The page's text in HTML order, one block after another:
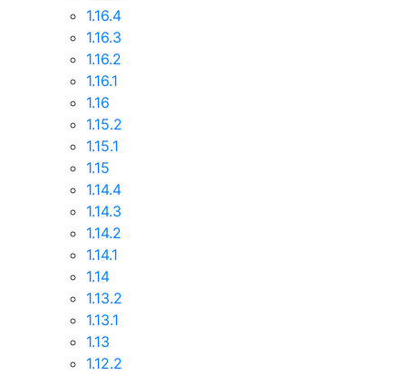
1.16.4
1.16.3
1.16.2
1.16.1
1.16
1.15.2
1.15.1
1.15
1.14.4
1.14.3
1.14.2
1.14.1
1.14
1.13.2
1.13.1
1.13
1.12.2